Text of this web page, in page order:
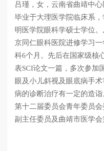
吕瑾，女，云南省曲靖中
毕业于大理医学院临床系
明医学院眼科学硕士学位
京同仁眼科医院进修学习
科6个月。先后在国家级核
表SCI论文一篇，多次参加
眼及小儿斜视及眼底病手
病的诊断治疗有一定的造
第十二届委员会青年委员
副主任委员及曲靖市医学会